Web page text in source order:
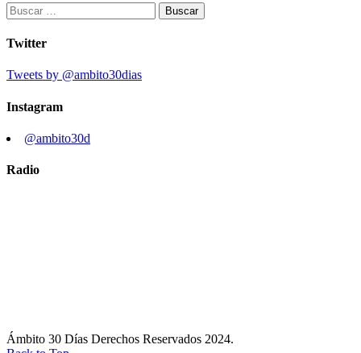
Buscar:
Twitter
Tweets by @ambito30dias
Instagram
@ambito30d
Radio
Ámbito 30 Días Derechos Reservados 2024.